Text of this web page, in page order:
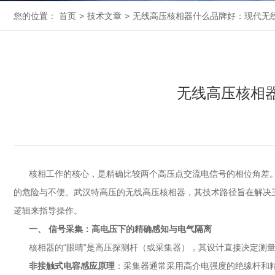
您的位置： 首页 > 技术文章 > 无线高压核相器什么品牌好：现代无
无线高压核相
核相工作的核心，是精确比较两个高压点交流电信号的相位角
的危险与不便。武汉特高压的无线高压核相器，其技术路径旨在解
逻辑来指导操作。
一、 信号采集：高电压下的精确感知与电气隔离
核相器的“眼睛"是高压探测杆（或采集器），其设计直接决定测
非接触式电容感应原理 ：采集器通常采用高介电强度的绝缘杆